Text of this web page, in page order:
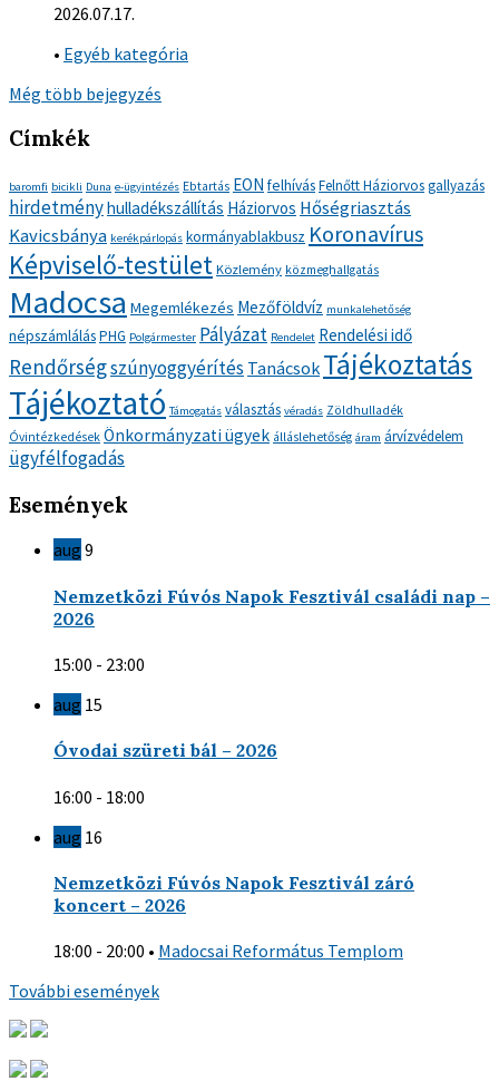
2026.07.17.
• Egyéb kategória
Még több bejegyzés
Címkék
baromfi bicikli Duna e-ügyintézés Ebtartás EON felhívásFelnőtt Háziorvosgallyazás
hirdetményhulladékszállítás Háziorvos Hőségriasztás
Kavicsbánya kerékpárlopás kormányablakbusz Koronavírus
Képviselő-testület Közlemény közmeghallgatás
Madocsa Megemlékezés Mezőföldvíz munkalehetőség
népszámlálásPHG Polgármester Pályázat Rendelet Rendelési idő
Rendőrségszúnyoggyérítés Tanácsok Tájékoztatás
Tájékoztató Támogatás választás véradás Zöldhulladék
Óvintézkedések Önkormányzati ügyek álláslehetőség áram árvízvédelem
ügyfélfogadás
Események
aug 9
Nemzetközi Fúvós Napok Fesztivál családi nap –
2026
15:00 - 23:00
aug 15
Óvodai szüreti bál – 2026
16:00 - 18:00
aug 16
Nemzetközi Fúvós Napok Fesztivál záró
koncert – 2026
18:00 - 20:00 • Madocsai Református Templom
További események